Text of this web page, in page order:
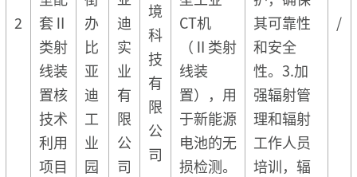
2
套Ⅱ
类射
线装
置核
技术
利用
项目
办
比
亚
迪
工
业
园
迪
实
业
有
限
公
司
境
科
技
有
限
公
司
CT机
（Ⅱ类射
线装
置），用
于新能源
电池的无
损检测。
其可靠性
和安全
性。3.加
强辐射管
理和辐射
工作人员
培训，辐
/